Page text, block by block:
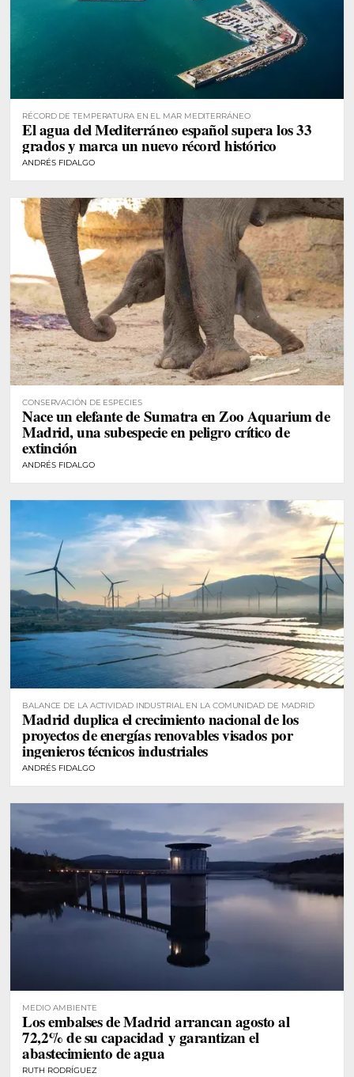
RÉCORD DE TEMPERATURA EN EL MAR MEDITERRÁNEO
El agua del Mediterráneo español supera los 33
grados y marca un nuevo récord histórico
ANDRÉS FIDALGO
CONSERVACIÓN DE ESPECIES
Nace un elefante de Sumatra en Zoo Aquarium de
Madrid, una subespecie en peligro crítico de
extinción
ANDRÉS FIDALGO
BALANCE DE LA ACTIVIDAD INDUSTRIAL EN LA COMUNIDAD DE MADRID
Madrid duplica el crecimiento nacional de los
proyectos de energías renovables visados por
ingenieros técnicos industriales
ANDRÉS FIDALGO
MEDIO AMBIENTE
Los embalses de Madrid arrancan agosto al
72,2% de su capacidad y garantizan el
abastecimiento de agua
RUTH RODRÍGUEZ